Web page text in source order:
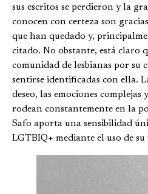
sus escritos se perdieron y la
conocen con certeza son
que han quedado y,
citado. No obstante, está claro
comunidad de lesbianas por su
sentirse identificadas con ella.
deseo, las emociones
rodean constantemente en la
Safo aporta una sensibilidad
LGTBIQ+ mediante el uso de su